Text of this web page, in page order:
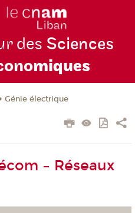
des Sciences
miques
Génie électrique
– Réseaux